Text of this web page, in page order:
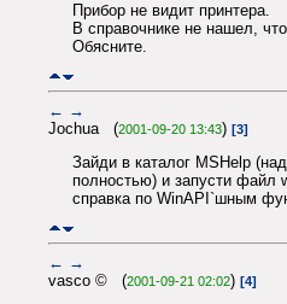
Прибор не видит принтера.
В справочнике не нашел,
Обясните.
← →
Jochua (2001-09-20 13:43) [3]
Зайди в каталог MSHelp
полностью) и запусти файл
справка по WinAPI`шным
← →
vasco © (2001-09-21 02:02) [4]